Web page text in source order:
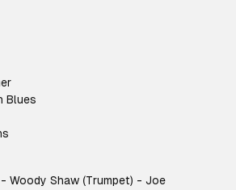
Blues
Woody Shaw (Trumpet) - Joe